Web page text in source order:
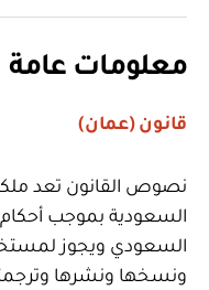
معلومات عامة
قانون (عمان)
نصوص القانون تعد
السعودية بموجب
السعودي ويجوز
ونسخها ونشرها